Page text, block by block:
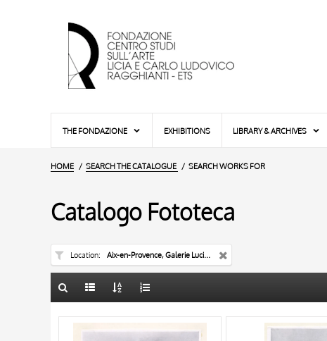
THE FONDAZIONE EXHIBITIONS LIBRARY & ARCHIVES
HOME SEARCH THE CATALOGUE SEARCH WORKS FOR
Catalogo Fototeca
Location Aix-en-Provence, Galerie Lucien Blanc
10 RESULTS
20 RESULTS